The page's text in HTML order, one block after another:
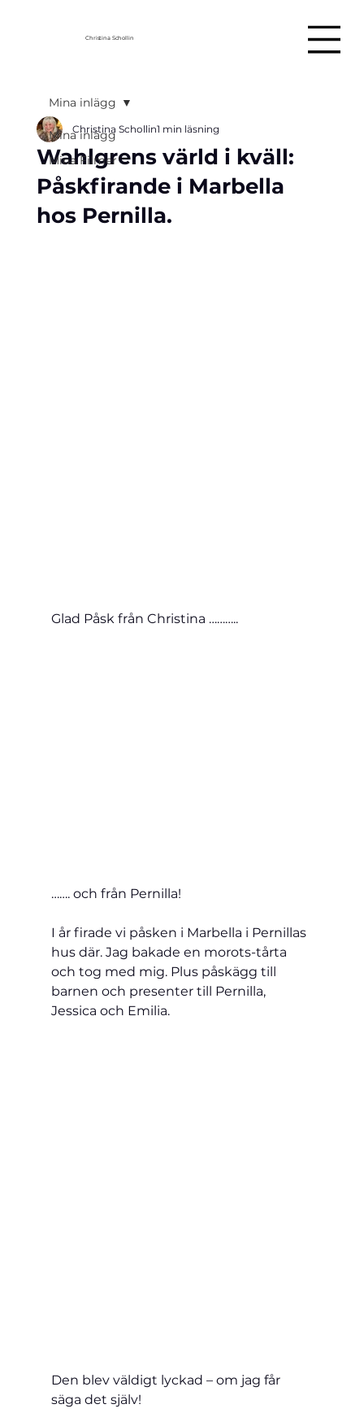
Christina Schollin
Mina inlägg
Mina Filmer
Mina inlägg
Wahlgrens värld i kväll:
Påskfirande i Marbella
hos Pernilla.
Christina Schollin1 min läsning
Glad Påsk från Christina ………..
……. och från Pernilla!
I år firade vi påsken i Marbella i Pernillas
hus där. Jag bakade en morots-tårta
och tog med mig. Plus påskägg till
barnen och presenter till Pernilla,
Jessica och Emilia.
Den blev väldigt lyckad – om jag får
säga det själv!